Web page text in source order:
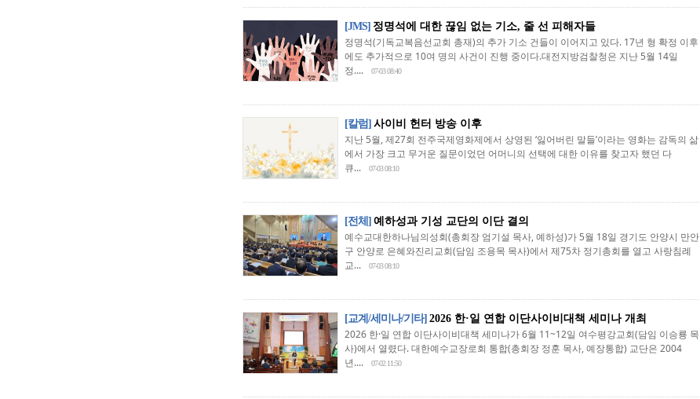
[JMS] 정명석에 대한 끊임 없는 기소, 줄 선 피해자들
정명석(기독교복음선교회 총재)의 추가 기소 건들이 이어지고 있다. 17년 형 확정 이후
에도 추가적으로 10여 명의 사건이 진행 중이다.대전지방검찰청은 지난 5월 14일
정....
07-03 08:40
[칼럼] 사이비 헌터 방송 이후
지난 5월, 제27회 전주국제영화제에서 상영된 ‘잃어버린 말들’이라는 영화는 감독의 삶
에서 가장 크고 무거운 질문이었던 어머니의 선택에 대한 이유를 찾고자 했던 다
큐...
07-03 08:10
[전체] 예하성과 기성 교단의 이단 결의
예수교대한하나님의성회(총회장 엄기설 목사, 예하성)가 5월 18일 경기도 안양시 만안
구 안양로 은혜와진리교회(담임 조용목 목사)에서 제75차 정기총회를 열고 사랑침례
교...
07-03 08:10
[교계/세미나/기타] 2026 한·일 연합 이단사이비대책 세미나 개최
2026 한·일 연합 이단사이비대책 세미나가 6월 11~12일 여수평강교회(담임 이승룡 목
사)에서 열렸다. 대한예수교장로회 통합(총회장 정훈 목사, 예장통합) 교단은 2004
년....
07-02 11:50